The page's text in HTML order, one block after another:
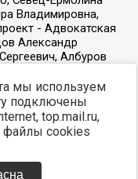
мы используем
подключены
top.mail.ru,
файлы cookies